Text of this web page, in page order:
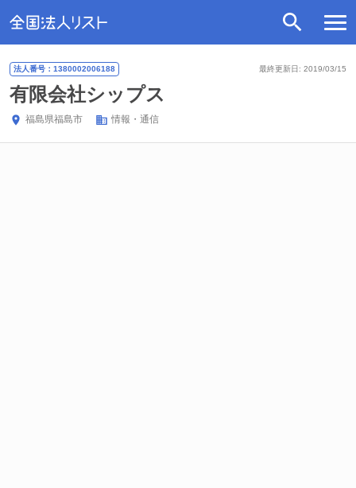
最終更新日: 2019/03/15
法人番号：1380002006188
有限会社シップス
福島県福島市 情報・通信